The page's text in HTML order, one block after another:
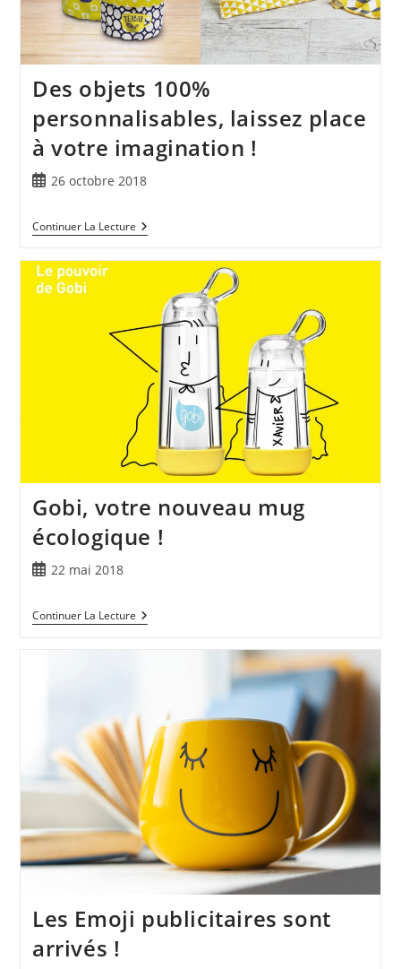
Des objets 100%
personnalisables, laissez place
à votre imagination !
26 octobre 2018
Continuer La Lecture
Gobi, votre nouveau mug
écologique !
22 mai 2018
Continuer La Lecture
Les Emoji publicitaires sont
arrivés !